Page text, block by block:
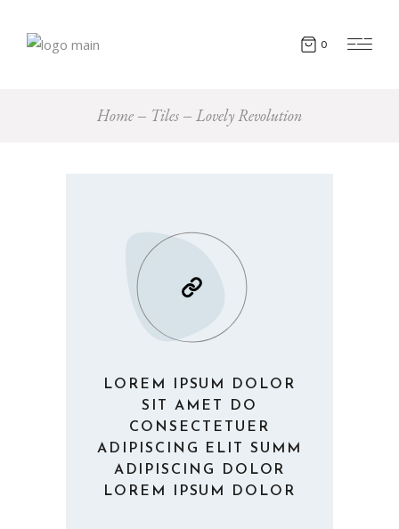
0
Home Tiles Lovely Revolution
LOREM IPSUM DOLOR
SIT AMET DO
CONSECTETUER
ADIPISCING ELIT SUMM
ADIPISCING DOLOR
LOREM IPSUM DOLOR